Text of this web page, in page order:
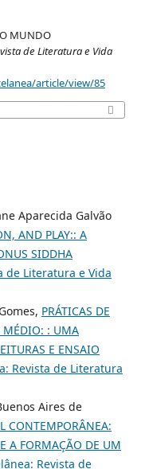
MUNDO
de Literatura e Vida
article/view/85
Aparecida Galvão
AND PLAY:: A
SIDDHA
de Literatura e Vida
PRÁTICAS DE
MÉDIO: : UMA
E ENSAIO
Revista de Literatura
Aires de
CONTEMPORÂNEA:
A FORMAÇÃO DE UM
Revista de